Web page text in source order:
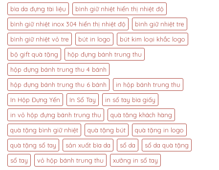
Chất
Lượng,
Bút
Gỗ
Khắc
Tên
Độc
Đáo
Cầu
–
Dịch
Vụ
In
Bút
Bi
Nhựa
Giá
Rẻ
bìa da đựng tài liệu
bình giữ nhiệt hiển thị nhiệt độ
bình giữ nhiệt inox 304 hiển thị nhiệt độ
bình giữ nhiệt tre
bình giữ nhiệt vỏ tre
bút in logo
bút kim loại khắc logo
bộ gift quà tặng
hộp đựng bánh trung thu
hộp đựng bánh trung thu 4 bánh
hộp đựng bánh trung thu 6 bánh
in hộp bánh trung thu
In Hộp Đựng Yến
In Sổ Tay
in sổ tay bìa giấy
in vỏ hộp đựng bánh trung thu
quà tăng khách hàng
quà tặng bình giữ nhiệt
quà tặng bút
quà tặng in logo
quà tặng sổ tay
sản xuất bìa da sổ da
sổ da quà tặng
sổ tay
vỏ hộp bánh trung thu xưởng in sổ tay